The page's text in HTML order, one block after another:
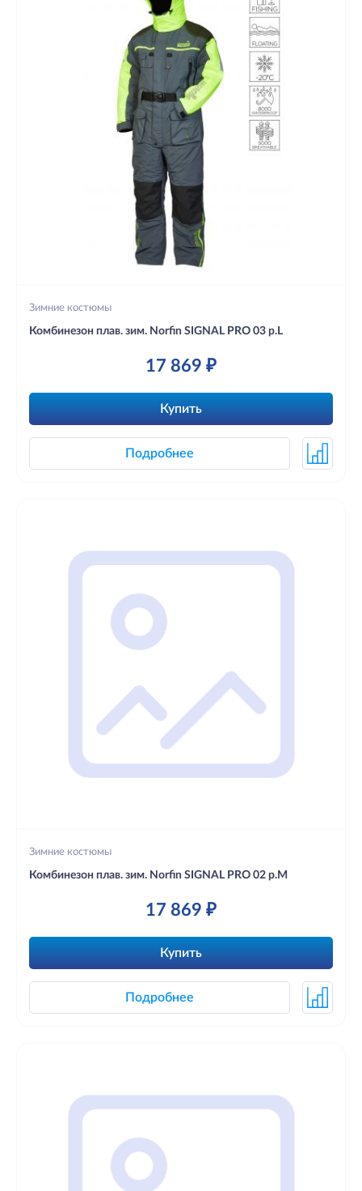
Зимние костюмы
Комбинезон плав. зим. Norfin SIGNAL PRO 03 р.L
17 869 ₽
Купить
Подробнее
Зимние костюмы
Комбинезон плав. зим. Norfin SIGNAL PRO 02 р.M
17 869 ₽
Купить
Подробнее